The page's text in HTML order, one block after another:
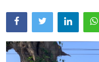
Indonesia